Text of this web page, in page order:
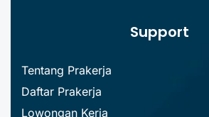
Support
Tentang Prakerja
Daftar Prakerja
Lowongan Kerja